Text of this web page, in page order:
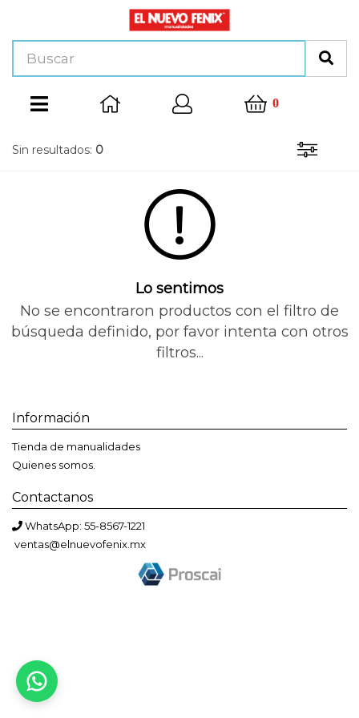
0
Sin resultados: 0
Lo sentimos
No se encontraron productos con el filtro de
búsqueda definido, por favor intenta con otros
filtros...
Información
Tienda de manualidades
Quienes somos.
Contactanos
WhatsApp: 55-8567-1221
ventas@elnuevofenix.mx
Bienvenido a El Nuevo Fénix
Solemos responder en menos de una hora